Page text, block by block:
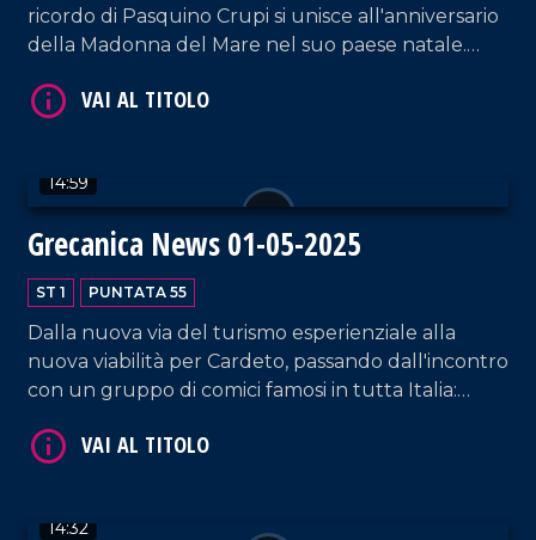
ricordo di Pasquino Crupi si unisce all'anniversario
della Madonna del Mare nel suo paese natale.
legge paesaggistica e le associazioni grecaniche si
14:59
Grecanica News 01-05-2025
ST 1 PUNTATA 55
Dalla nuova via del turismo esperienziale alla
nuova viabilità per Cardeto, passando dall'incontro
con un gruppo di comici famosi in tutta Italia:
all'Area Grecanica.
14:32
VAI AL TITOLO